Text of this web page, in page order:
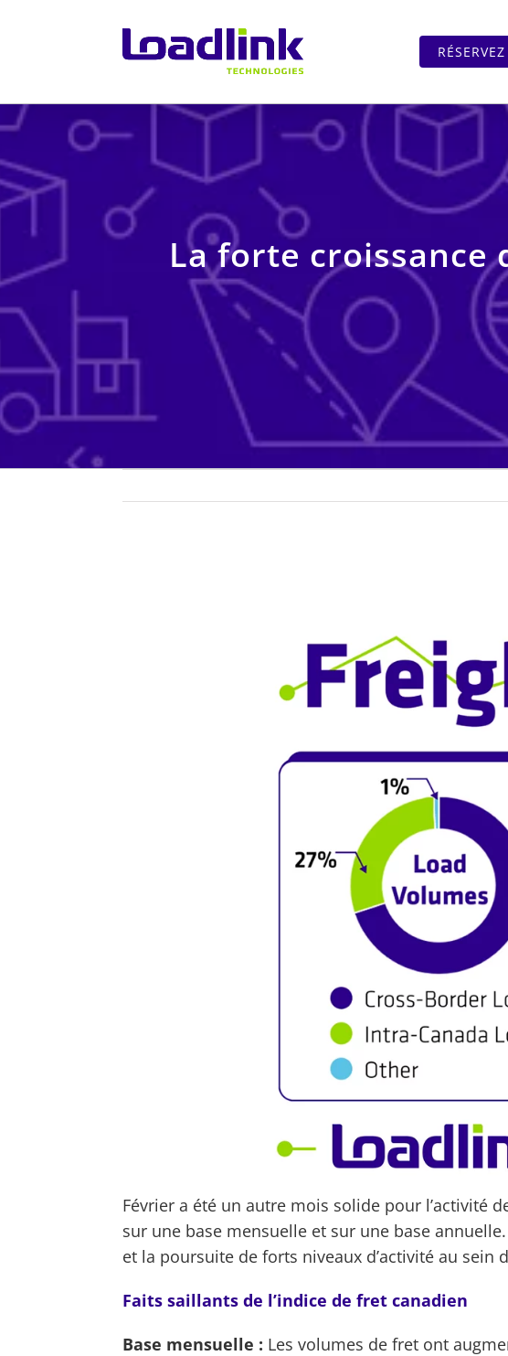
La forte croissance
Février a été un autre mois solide pour l’activité
sur une base mensuelle et sur une base
et la poursuite de forts niveaux d’activité au sein
Faits saillants de l’indice de fret canadien
Base mensuelle : Les volumes de fret ont